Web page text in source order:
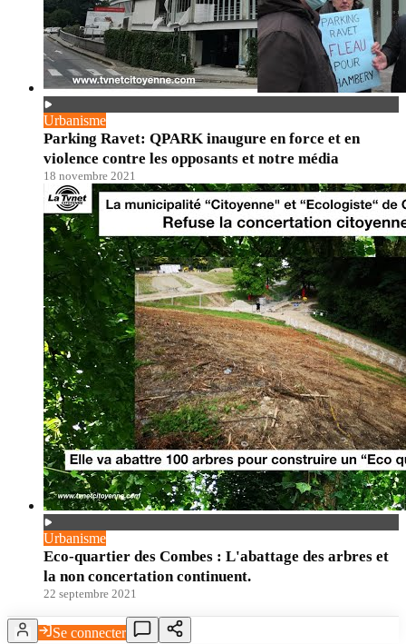
Urbanisme
Parking Ravet: QPARK inaugure en force et en
violence contre les opposants et notre média
18 novembre 2021
Urbanisme
Eco-quartier des Combes : L'abattage des arbres et
la non concertation continuent.
22 septembre 2021
Se connecter